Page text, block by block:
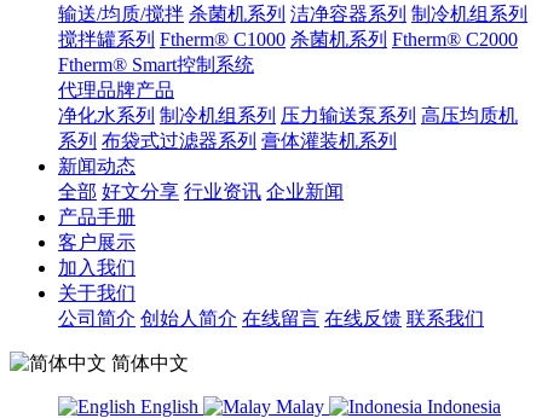
输送/均质/搅拌 杀菌机系列 洁净容器系列 制冷机组系列
搅拌罐系列 Ftherm® C1000 杀菌机系列 Ftherm® C2000
Ftherm® Smart控制系统
代理品牌产品
净化水系列 制冷机组系列 压力输送泵系列 高压均质机
系列 布袋式过滤器系列 膏体灌装机系列
新闻动态
全部 好文分享 行业资讯 企业新闻
产品手册
客户展示
加入我们
关于我们
公司简介 创始人简介 在线留言 在线反馈 联系我们
简体中文
English Malay
Indonesia